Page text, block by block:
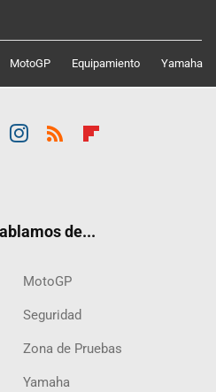
MotoGP Equipamiento Yamaha
de...
MotoGP
Seguridad
Zona de Pruebas
Yamaha